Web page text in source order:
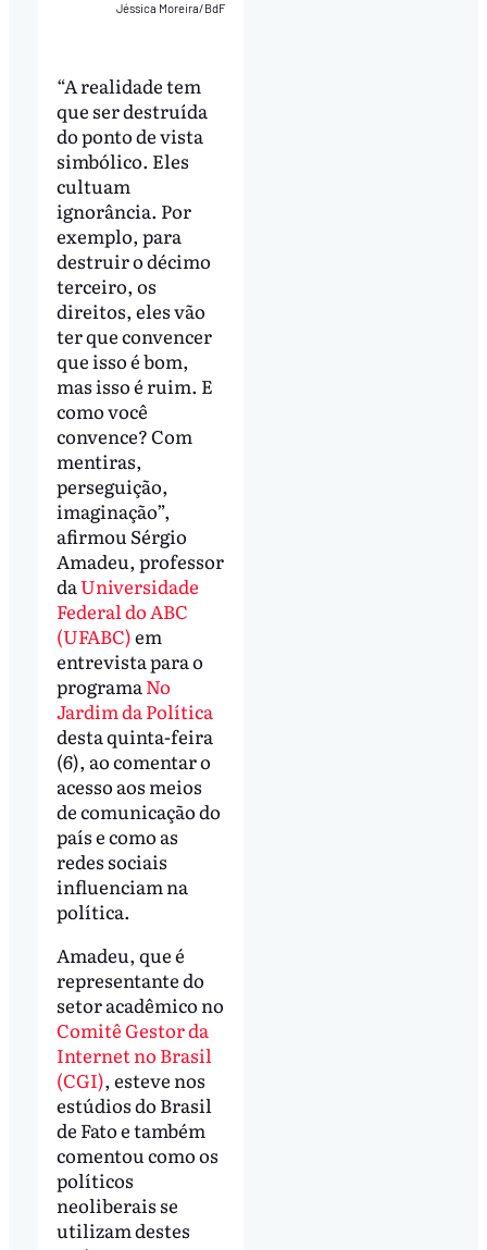
Jéssica Moreira/BdF
“A realidade tem
que ser destruída
do ponto de vista
simbólico. Eles
cultuam
ignorância. Por
exemplo, para
destruir o décimo
terceiro, os
direitos, eles vão
ter que convencer
que isso é bom,
mas isso é ruim. E
como você
convence? Com
mentiras,
perseguição,
imaginação”,
afirmou Sérgio
Amadeu, professor
daUniversidade
Federal do ABC
(UFABC)em
entrevista para o
programa No
Jardim da Política
desta quinta-feira
(6), ao comentar o
acesso aos meios
de comunicação do
país e como as
redes sociais
influenciam na
política.
Amadeu, que é
representante do
setor acadêmico no
Comitê Gestor da
Internet no Brasil
(CGI), esteve nos
estúdios do Brasil
de Fato e também
comentou como os
políticos
neoliberais se
utilizam destes